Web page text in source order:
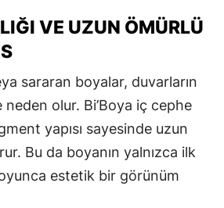
VE UZUN ÖMÜRLÜ
sararan boyalar, duvarların
olur. Bi’Boya iç cephe
yapısı sayesinde uzun
Bu da boyanın yalnızca ilk
estetik bir görünüm